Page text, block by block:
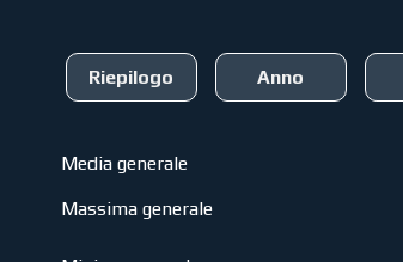
Riepilogo Anno
Media generale
Massima generale